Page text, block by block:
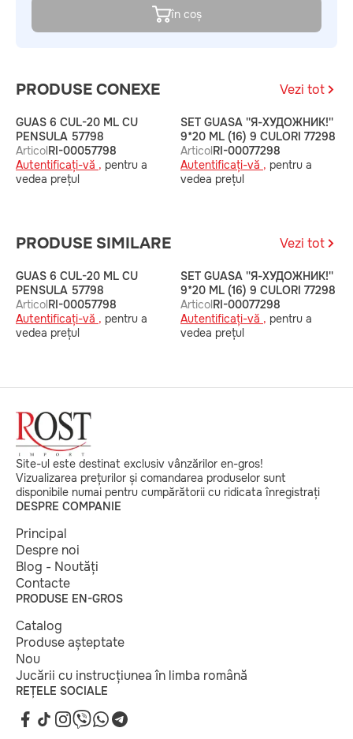
în coș
PRODUSE CONEXE Vezi tot
GUAS 6 CUL-20 ML CU
PENSULA 57798
ArticolRI-00057798
Autentificați-vă , pentru a
vedea prețul
SET GUASA ''Я-ХУДОЖНИК!''
9*20 ML (16) 9 CULORI 77298
ArticolRI-00077298
Autentificați-vă , pentru a
vedea prețul
PRODUSE SIMILARE Vezi tot
GUAS 6 CUL-20 ML CU
PENSULA 57798
ArticolRI-00057798
Autentificați-vă , pentru a
vedea prețul
SET GUASA ''Я-ХУДОЖНИК!''
9*20 ML (16) 9 CULORI 77298
ArticolRI-00077298
Autentificați-vă , pentru a
vedea prețul
Site-ul este destinat exclusiv vânzărilor en-gros!
Vizualizarea prețurilor și comandarea produselor sunt
disponibile numai pentru cumpărătorii cu ridicata înregistrați
DESPRE COMPANIE
Principal
Despre noi
Blog - Noutăți
Contacte
PRODUSE EN-GROS
Catalog
Produse așteptate
Nou
Jucării cu instrucțiunea în limba română
REȚELE SOCIALE